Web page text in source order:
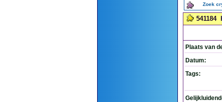
Zoek
541184
Plaats van
Datum:
Tags: